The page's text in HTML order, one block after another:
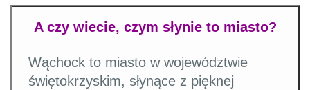
A czy wiecie, czym słynie to miasto?
Wąchock to miasto w województwie
świętokrzyskim, słynące z pięknej